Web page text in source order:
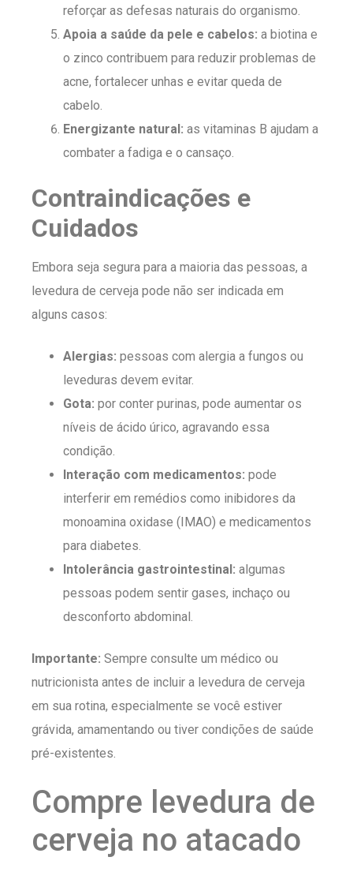
reforçar as defesas naturais do organismo.
Apoia a saúde da pele e cabelos: a biotina e
o zinco contribuem para reduzir problemas de
acne, fortalecer unhas e evitar queda de
cabelo.
Energizante natural: as vitaminas B ajudam a
combater a fadiga e o cansaço.
Contraindicações e
Cuidados
Embora seja segura para a maioria das pessoas, a
levedura de cerveja pode não ser indicada em
alguns casos:
Alergias: pessoas com alergia a fungos ou
leveduras devem evitar.
Gota: por conter purinas, pode aumentar os
níveis de ácido úrico, agravando essa
condição.
Interação com medicamentos: pode
interferir em remédios como inibidores da
monoamina oxidase (IMAO) e medicamentos
para diabetes.
Intolerância gastrointestinal: algumas
pessoas podem sentir gases, inchaço ou
desconforto abdominal.
Importante: Sempre consulte um médico ou
nutricionista antes de incluir a levedura de cerveja
em sua rotina, especialmente se você estiver
grávida, amamentando ou tiver condições de saúde
pré-existentes.
Compre levedura de
cerveja no atacado